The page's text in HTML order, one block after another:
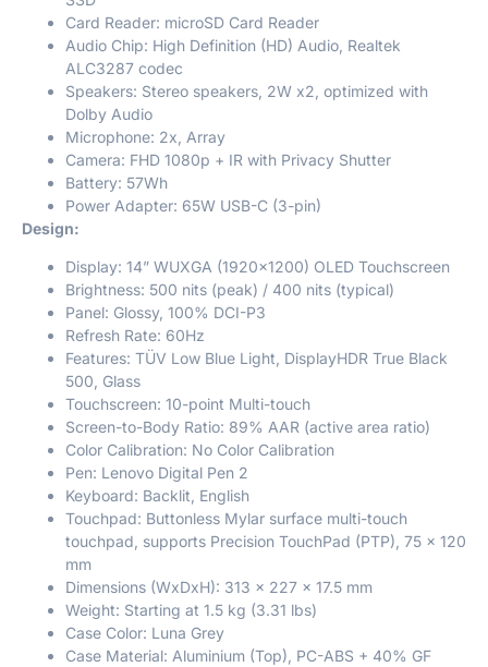
Card Reader: microSD Card Reader
Audio Chip: High Definition (HD) Audio, Realtek
ALC3287 codec
Speakers: Stereo speakers, 2W x2, optimized with
Dolby Audio
Microphone: 2x, Array
Camera: FHD 1080p + IR with Privacy Shutter
Battery: 57Wh
Power Adapter: 65W USB-C (3-pin)
Design:
Display: 14” WUXGA (1920×1200) OLED Touchscreen
Brightness: 500 nits (peak) / 400 nits (typical)
Panel: Glossy, 100% DCI-P3
Refresh Rate: 60Hz
Features: TÜV Low Blue Light, DisplayHDR True Black
500, Glass
Touchscreen: 10-point Multi-touch
Screen-to-Body Ratio: 89% AAR (active area ratio)
Color Calibration: No Color Calibration
Pen: Lenovo Digital Pen 2
Keyboard: Backlit, English
Touchpad: Buttonless Mylar surface multi-touch
touchpad, supports Precision TouchPad (PTP), 75 x 120
mm
Dimensions (WxDxH): 313 x 227 x 17.5 mm
Weight: Starting at 1.5 kg (3.31 lbs)
Case Color: Luna Grey
Case Material: Aluminium (Top), PC-ABS + 40% GF